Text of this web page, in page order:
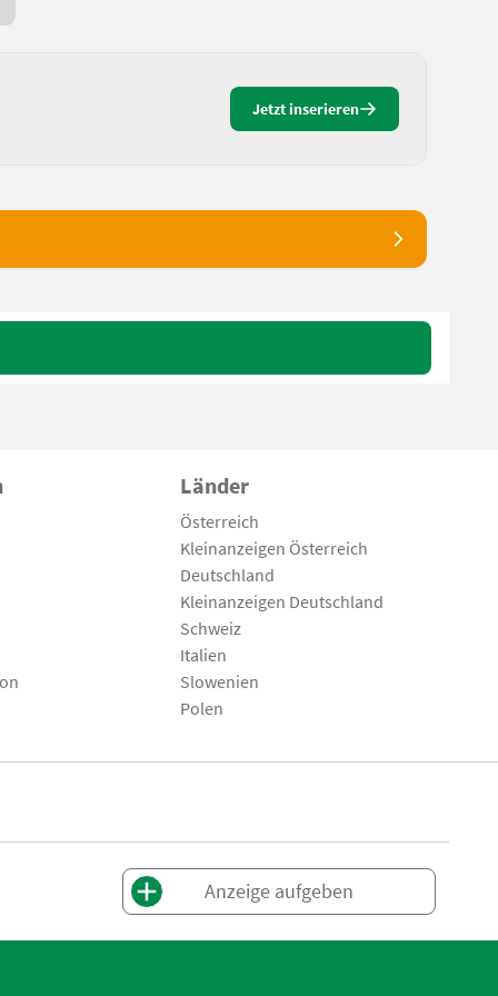
Jetzt inserieren
Länder
Österreich
Kleinanzeigen Österreich
Deutschland
Kleinanzeigen Deutschland
Schweiz
Italien
Slowenien
Polen
Anzeige aufgeben